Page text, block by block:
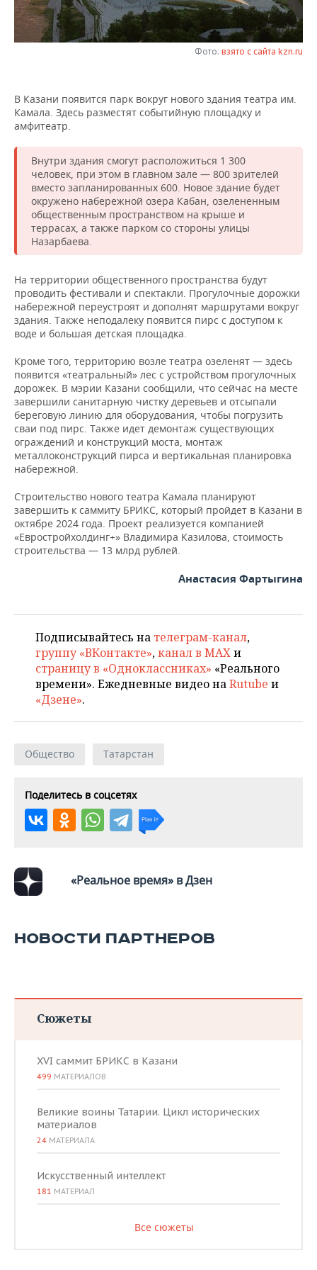
НЕФТЕХИМИЯ
НЕФТЬ
ЭНЕРГЕТИКА
РОЗНИЧНАЯ ТОРГОВЛЯ
НОВОСТИ ТЕХНОЛОГИЙ
ТЕЛЕКОММУНИКАЦИИ
МЕРОПРИЯТИЯ
БИЗНЕС-БРАНЧИ
ONLINE-КОНФЕРЕНЦИИ
ОТКРЫТАЯ ЛЕКЦИЯ
ФУТБОЛ
ХОККЕЙ
БАСКЕТБОЛ
ВОЛЕЙБОЛ
КИБЕРСПОРТ
ФИГУРНОЕ КАТАНИЕ
ВОДНЫЕ ВИДЫ СПОРТА
ОБЩЕСТВО
НОВОСТИ ОБЩЕСТВА
ВЛАСТЬ
ИНФРАСТРУКТУРА
ИСТОРИЯ
КУЛЬТУРА
МЕДИЦИНА
ОБРАЗОВАНИЕ
ФОТОГАЛЕРЕЯ
СЮЖЕТЫ
СПРАВОЧНИК
СПИСОК ПЕРСОН
СПИСОК КОМПАНИЙ
ПОЛНАЯ ВЕРСИЯ
Фото: взято с сайта kzn.ru
В Казани появится парк вокруг нового здания театра им.
Камала. Здесь разместят событийную площадку и
амфитеатр.
Внутри здания смогут расположиться 1 300
человек, при этом в главном зале — 800 зрителей
вместо запланированных 600. Новое здание будет
окружено набережной озера Кабан, озелененным
общественным пространством на крыше и
террасах, а также парком со стороны улицы
Назарбаева.
На территории общественного пространства будут
проводить фестивали и спектакли. Прогулочные дорожки
набережной переустроят и дополнят маршрутами вокруг
здания. Также неподалеку появится пирс с доступом к
воде и большая детская площадка.
Кроме того, территорию возле театра озеленят — здесь
появится «театральный» лес с устройством прогулочных
дорожек. В мэрии Казани сообщили, что сейчас на месте
завершили санитарную чистку деревьев и отсыпали
береговую линию для оборудования, чтобы погрузить
сваи под пирс. Также идет демонтаж существующих
ограждений и конструкций моста, монтаж
металлоконструкций пирса и вертикальная планировка
набережной.
Строительство нового театра Камала планируют
завершить к саммиту БРИКС, который пройдет в Казани в
октябре 2024 года. Проект реализуется компанией
«Евростройхолдинг+» Владимира Казилова, стоимость
строительства — 13 млрд рублей.
Анастасия Фартыгина
Подписывайтесь на телеграм-канал,
группу «ВКонтакте»,канал в MAXи
страницу в «Одноклассниках» «Реального
времени». Ежедневные видео наRutube и
«Дзене».
Общество Татарстан
Поделитесь в соцсетях
«Реальное время» в Дзен
НОВОСТИ ПАРТНЕРОВ
Сюжеты
XVI саммит БРИКС в Казани
499 МАТЕРИАЛОВ
Великие воины Татарии. Цикл исторических
материалов
24 МАТЕРИАЛА
Искусственный интеллект
181 МАТЕРИАЛ
Все сюжеты